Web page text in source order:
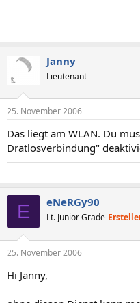
Janny
Lieutenant
25. November 2006
Das liegt am WLAN. Du
Dratlosverbindung"
E eNeRGy90
Lt. Junior Grade
25. November 2006
Hi Janny,